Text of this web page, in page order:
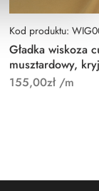
Kod produktu:
Gładka wiskoza
musztardowy,
155,00zł/m